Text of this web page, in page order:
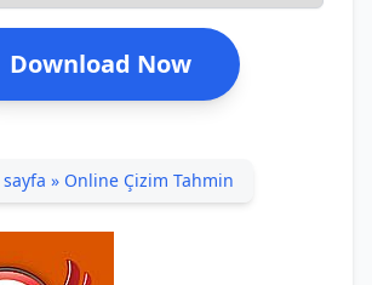
Download Now
» Online Çizim Tahmin